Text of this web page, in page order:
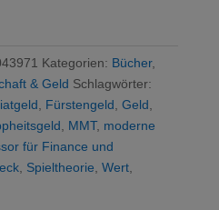
Kategorien: Bücher,
& Geld Schlagwörter:
, Fürstengeld, Geld,
, MMT, moderne
für Finance und
, Spieltheorie, Wert,